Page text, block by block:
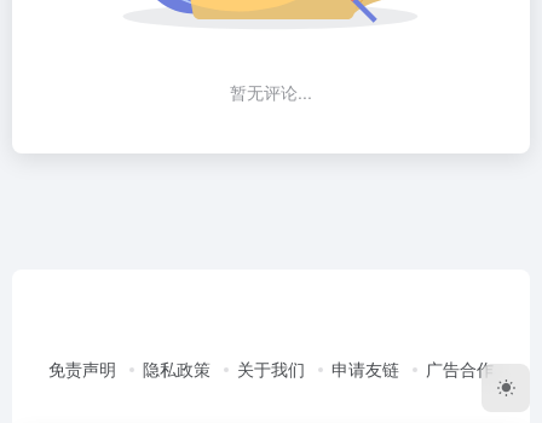
暂无评论...
免责声明 隐私政策 关于我们 申请友链 广告合作